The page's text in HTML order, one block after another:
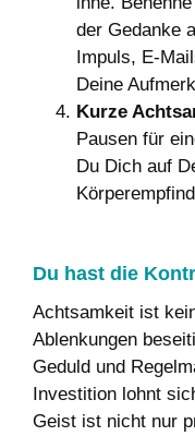
der Gedanke
Impuls, E-
Deine
Kurze
Pausen für
Du Dich auf
Du hast die
Achtsamkeit ist
Ablenkungen
Geduld und
Investition lohnt
Geist ist nicht nur